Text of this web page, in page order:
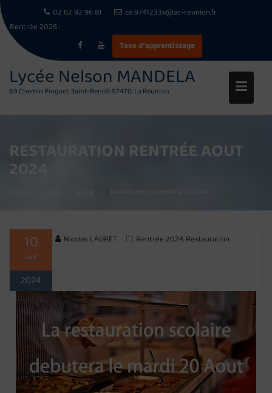
content
02 62 92 96 81
ce.9741233x@ac-reunion.fr
Rentrée 2026 :
Taxe d'apprentissage
Lycée Nelson MANDELA
69 Chemin Pinguet, Saint-Benoît 97470, La Réunion
RESTAURATION RENTRÉE AOUT
2024
Restauration rentrée Aout 2024
10
Juil
2024
Nicolas LAURET Rentrée 2024, Restauration